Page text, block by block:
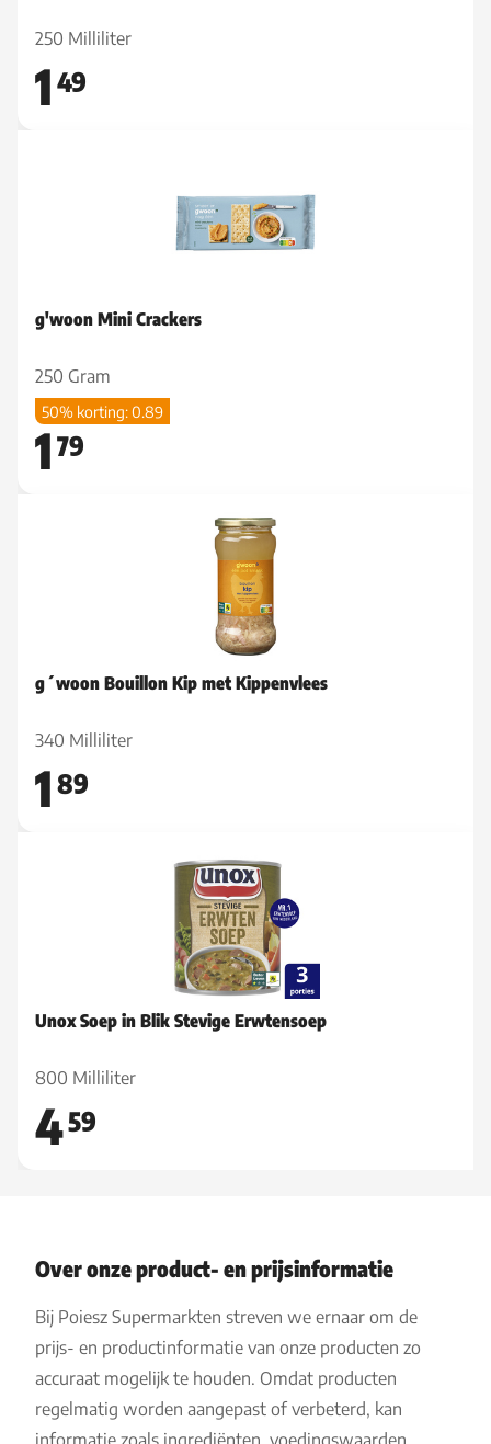
250 Milliliter
1 49
g'woon Mini Crackers
250 Gram
50% korting: 0.89
1 79
g´woon Bouillon Kip met Kippenvlees
340 Milliliter
1 89
Unox Soep in Blik Stevige Erwtensoep
800 Milliliter
459
Over onze product- en prijsinformatie
Bij Poiesz Supermarkten streven we ernaar om de
prijs- en productinformatie van onze producten zo
accuraat mogelijk te houden. Omdat producten
regelmatig worden aangepast of verbeterd, kan
informatie zoals ingrediënten, voedingswaarden,